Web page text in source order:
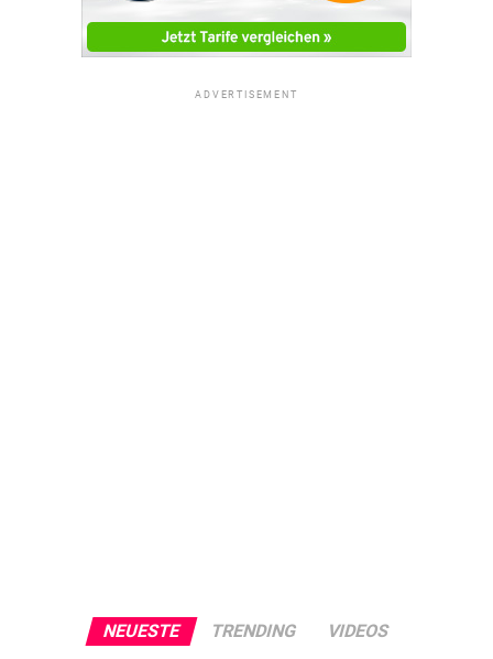
ADVERTISEMENT
NEUESTE TRENDING VIDEOS